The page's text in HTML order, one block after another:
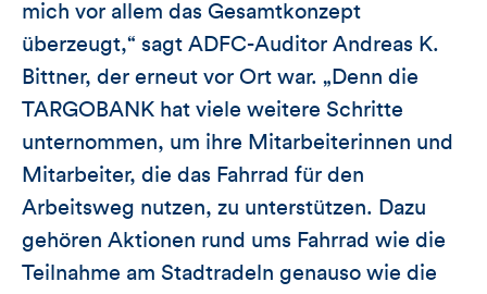
mich vor allem das Gesamtkonzept
überzeugt,“ sagt ADFC-Auditor Andreas K.
Bittner, der erneut vor Ort war. „Denn die
TARGOBANK hat viele weitere Schritte
unternommen, um ihre Mitarbeiterinnen und
Mitarbeiter, die das Fahrrad für den
Arbeitsweg nutzen, zu unterstützen. Dazu
gehören Aktionen rund ums Fahrrad wie die
Teilnahme am Stadtradeln genauso wie die